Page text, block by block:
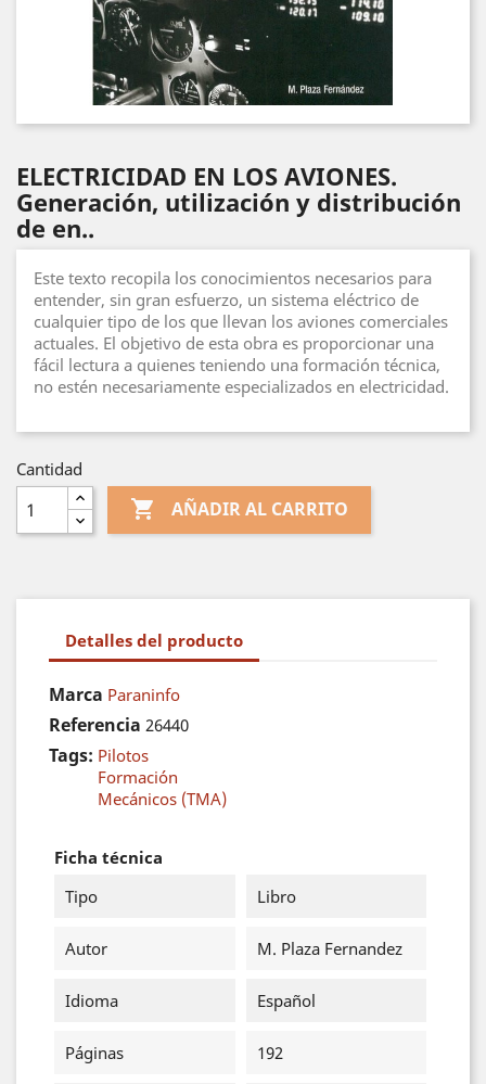
ELECTRICIDAD EN LOS AVIONES.
Generación, utilización y distribución
de en..
Este texto recopila los conocimientos necesarios para
entender, sin gran esfuerzo, un sistema eléctrico de
cualquier tipo de los que llevan los aviones comerciales
actuales. El objetivo de esta obra es proporcionar una
fácil lectura a quienes teniendo una formación técnica,
no estén necesariamente especializados en electricidad.
Cantidad
 AÑADIR AL CARRITO
Detalles del producto
Marca Paraninfo
Referencia 26440
Tags: Pilotos
Formación
Mecánicos (TMA)
Ficha técnica
Tipo
Libro
Autor M. Plaza Fernandez
Idioma Español
Páginas 192